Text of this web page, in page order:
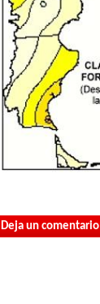
Deja un comentario